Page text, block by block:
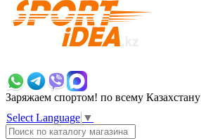
Заряжаем спортом! по всему Казахстану
Select Language ▼